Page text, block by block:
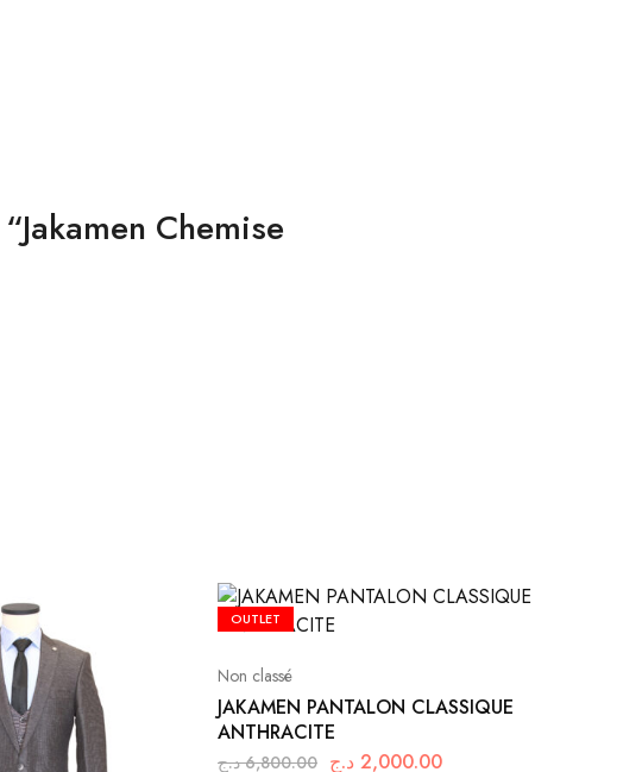
Chemise
OUTLET
Non classé
JAKAMEN PANTALON CLASSIQUE
ANTHRACITE
6,800.00 د.ج 2,000.00 د.ج